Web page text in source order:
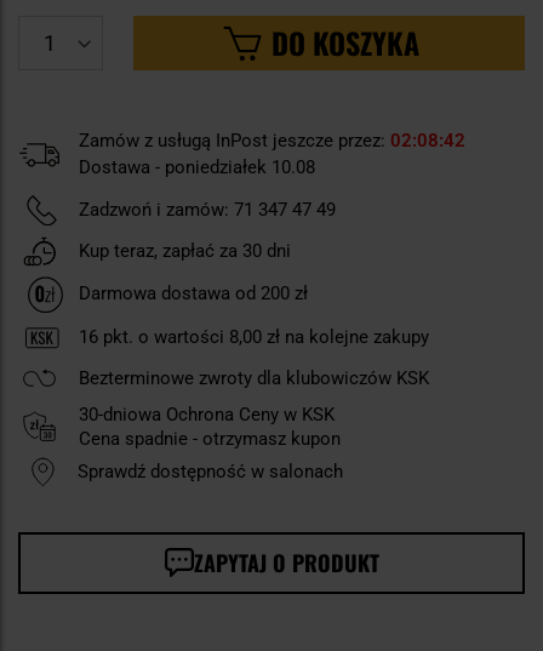
DO KOSZYKA
Zamów z usługą InPost jeszcze przez: 02 08 41
Dostawa - poniedziałek 10.08
Zadzwoń i zamów: 71 347 47 49
Kup teraz, zapłać za 30 dni
Darmowa dostawa od 200 zł
16 pkt. o wartości 8,00 zł na kolejne zakupy
Bezterminowe zwroty dla klubowiczów KSK
30-dniowa Ochrona Ceny w KSK
Cena spadnie - otrzymasz kupon
Sprawdź dostępność w salonach
ZAPYTAJ O PRODUKT